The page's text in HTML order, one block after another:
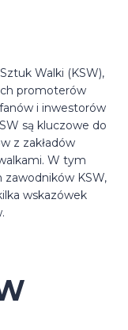
Walki (KSW),
promoterów
i inwestorów
są kluczowe do
z zakładów
W tym
KSW,
wskazówek